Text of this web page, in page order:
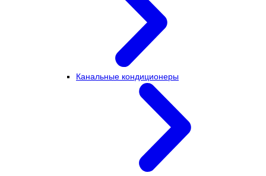
Канальные кондиционеры